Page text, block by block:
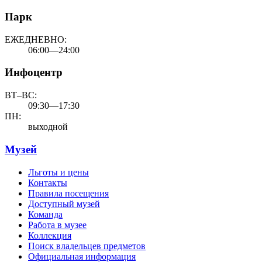
Парк
ЕЖЕДНЕВНО:
06:00—24:00
Инфоцентр
ВТ–ВС:
09:30—17:30
ПН:
выходной
Музей
Льготы и цены
Контакты
Правила посещения
Доступный музей
Команда
Работа в музее
Коллекция
Поиск владельцев предметов
Официальная информация